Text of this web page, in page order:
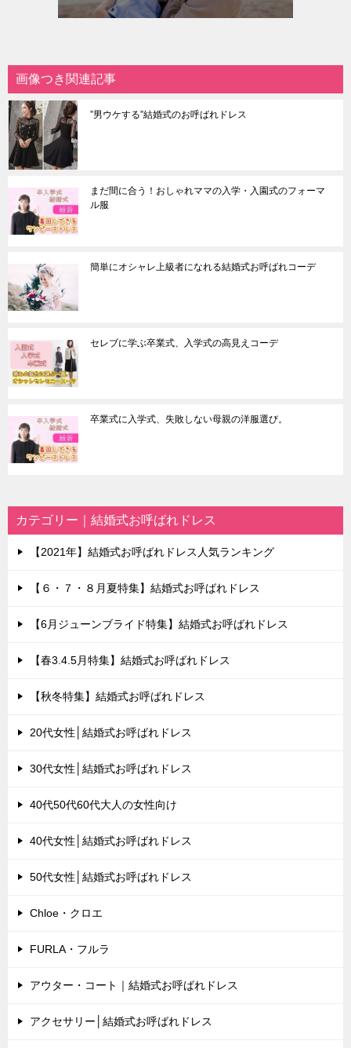
画像つき関連記事
”男ウケする”結婚式のお呼ばれドレス
まだ間に合う！おしゃれママの入学・入園式のフォーマ
ル服
簡単にオシャレ上級者になれる結婚式お呼ばれコーデ
セレブに学ぶ卒業式、入学式の高見えコーデ
卒業式に入学式、失敗しない母親の洋服選び。
カテゴリー｜結婚式お呼ばれドレス
【2021年】結婚式お呼ばれドレス人気ランキング
【６・７・８月夏特集】結婚式お呼ばれドレス
【6月ジューンブライド特集】結婚式お呼ばれドレス
【春3.4.5月特集】結婚式お呼ばれドレス
【秋冬特集】結婚式お呼ばれドレス
20代女性│結婚式お呼ばれドレス
30代女性│結婚式お呼ばれドレス
40代50代60代大人の女性向け
40代女性│結婚式お呼ばれドレス
50代女性│結婚式お呼ばれドレス
Chloe・クロエ
FURLA・フルラ
アウター・コート｜結婚式お呼ばれドレス
アクセサリー│結婚式お呼ばれドレス